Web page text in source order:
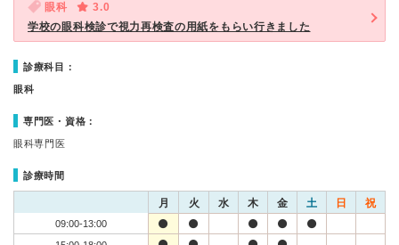
眼科
3.0
学校の眼科検診で視力再検査の用紙をもらい行きました
診療科目：
眼科
専門医・資格：
眼科専門医
診療時間
月 火 水 木 金 土 日 祝
09:00-13:00